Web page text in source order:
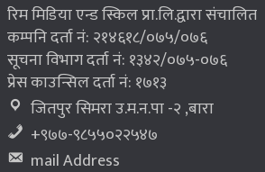
रिम मिडिया एन्ड स्किल प्रा.लि.द्वारा संचालित
कम्पनि दर्ता नं: २१४६१८/०७५/०७६
सूचना विभाग दर्ता नं: १३४२/०७५-०७६
प्रेस काउन्सिल दर्ता नं: १७१३
जितपुर सिमरा उ.म.न.पा -२ ,बारा
+९७७-९८५५०२२५४७
mail Address